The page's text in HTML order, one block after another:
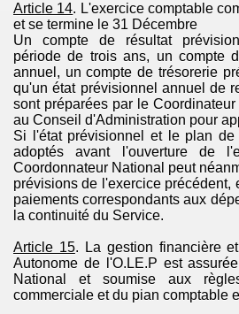
Article 14. L'exercice comptable
et se termine le 31 Décembre
Un compte de résultat
période de trois ans, un compte
annuel, un compte de trésorerie
qu'un état prévisionnel annuel de
sont préparées par le
au Conseil d'Administration pour
Si l'état prévisionnel et le plan
adoptés avant l'ouverture de
Coordonnateur National peut
prévisions de l'exercice précédent,
paiements correspondants aux
la continuité du Service.
Article 15. La gestion financière
Autonome de l'O.LE.P est
National et soumise aux
commerciale et du pian comptable